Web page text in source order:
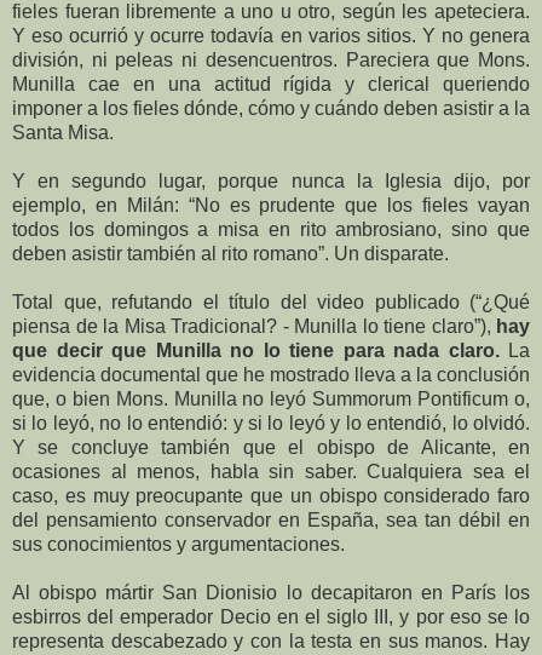
fieles fueran libremente a uno u otro, según les apeteciera.
Y eso ocurrió y ocurre todavía en varios sitios. Y no genera
división, ni peleas ni desencuentros. Pareciera que Mons.
Munilla cae en una actitud rígida y clerical queriendo
imponer a los fieles dónde, cómo y cuándo deben asistir a la
Santa Misa.
Y en segundo lugar, porque nunca la Iglesia dijo, por
ejemplo, en Milán: “No es prudente que los fieles vayan
todos los domingos a misa en rito ambrosiano, sino que
deben asistir también al rito romano”. Un disparate.
Total que, refutando el título del video publicado (“¿Qué
piensa de la Misa Tradicional? - Munilla lo tiene claro”), hay
que decir que Munilla no lo tiene para nada claro.La
evidencia documental que he mostrado lleva a la conclusión
que, o bien Mons. Munilla no leyó Summorum Pontificum o,
si lo leyó, no lo entendió: y si lo leyó y lo entendió, lo olvidó.
Y se concluye también que el obispo de Alicante, en
ocasiones al menos, habla sin saber. Cualquiera sea el
caso, es muy preocupante que un obispo considerado faro
del pensamiento conservador en España, sea tan débil en
sus conocimientos y argumentaciones.
Al obispo mártir San Dionisio lo decapitaron en París los
esbirros del emperador Decio en el siglo III, y por eso se lo
representa descabezado y con la testa en sus manos. Hay